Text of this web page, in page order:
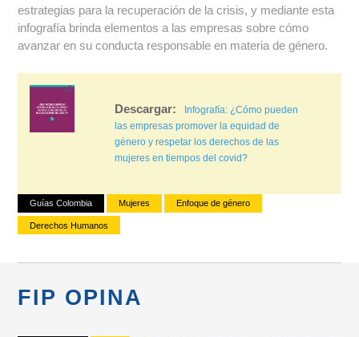
estrategias para la recuperación de la crisis, y mediante esta
infografía brinda elementos a las empresas sobre cómo
avanzar en su conducta responsable en materia de género.
Infografía: ¿Cómo pueden
las empresas promover la equidad de
género y respetar los derechos de las
mujeres en tiempos del covid?
Guías Colombia Mujeres Enfoque de género
Derechos Humanos
FIP OPINA